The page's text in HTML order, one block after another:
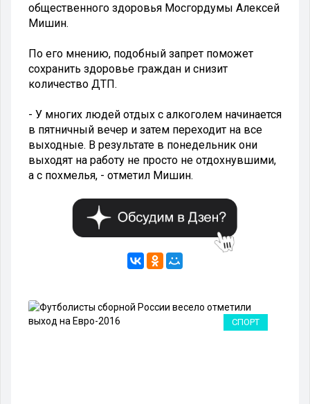
общественного здоровья Мосгордумы Алексей
Мишин.
По его мнению, подобный запрет поможет
сохранить здоровье граждан и снизит
количество ДТП.
- У многих людей отдых с алкоголем начинается
в пятничный вечер и затем переходит на все
выходные. В результате в понедельник они
выходят на работу не просто не отдохнувшими,
а с похмелья, - отметил Мишин.
СПОРТ